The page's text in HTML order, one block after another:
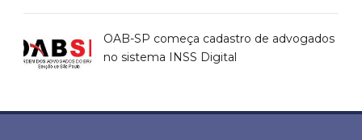
OAB-SP começa cadastro de advogados
no sistema INSS Digital